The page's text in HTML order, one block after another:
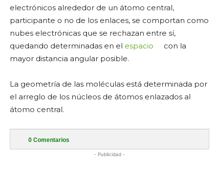
electrónicos alrededor de un átomo central,
participante o no de los enlaces, se comportan como
nubes electrónicas que se rechazan entre sí,
quedando determinadas en el espacio
con la
mayor distancia angular posible.
La geometría de las moléculas está determinada por
el arreglo de los núcleos de átomos enlazados al
átomo central.
0 Comentarios
- Publicidad -